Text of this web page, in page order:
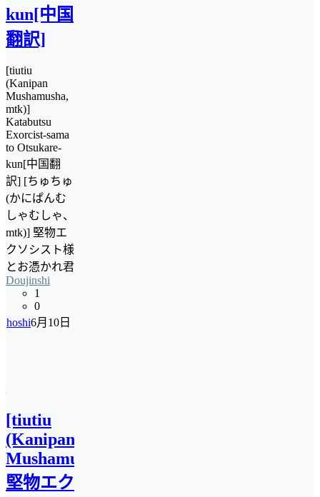
kun[中国
翻訳]
[tiutiu
(Kanipan
Mushamusha,
mtk)]
Katabutsu
Exorcist-sama
to Otsukare-
kun[中国翻
訳] [ちゅちゅ
(かにぱんむ
しゃむしゃ、
mtk)] 堅物エ
クソシスト様
とお憑かれ君
Doujinshi
1
0
hoshi6月10日
[tiutiu
(Kanipan
Mushamusha)]
堅物エク